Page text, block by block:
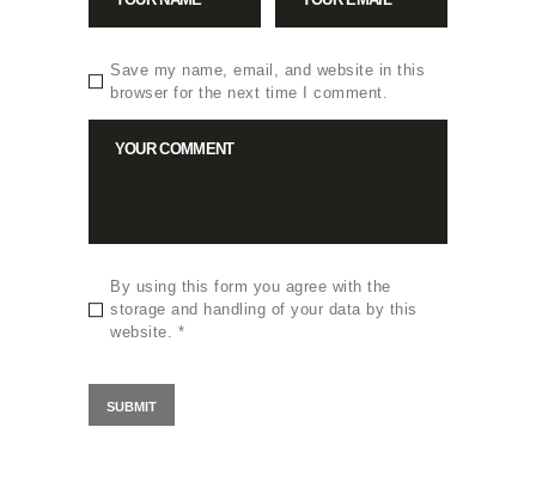
Save my name, email, and website in this
browser for the next time I comment.
By using this form you agree with the
storage and handling of your data by this
website. *